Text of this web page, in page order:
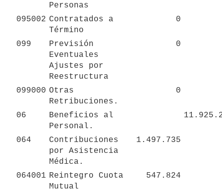
Personas
095002 Contratados a
Término
0
099
Previsión
Eventuales
Ajustes por
Reestructura
0
099000 Otras
Retribuciones.
0
06
Beneficios al
Personal.
064
Contribuciones
por Asistencia
Médica.
1.497.735
064001 Reintegro Cuota
Mutual
547.824